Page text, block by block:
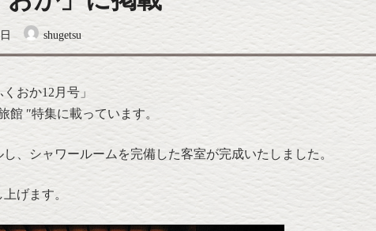
shugetsu
おか12月号」
館 ″特集に載っています。
、シャワールームを完備した客室が完成いたしました。
げます。